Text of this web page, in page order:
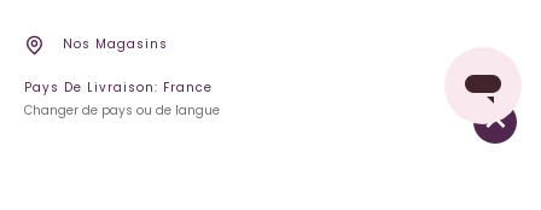
Nos Magasins
Pays De Livraison: France
Changer de pays ou de langue